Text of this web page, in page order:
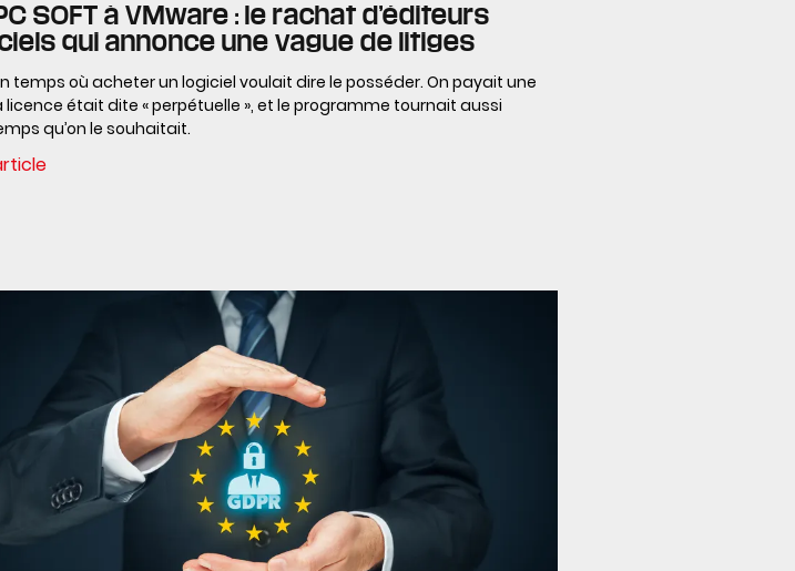
SOFT à VMware : le rachat d’éditeurs
qui annonce une vague de litiges
temps où acheter un logiciel voulait dire le posséder. On payait une
licence était dite « perpétuelle », et le programme tournait aussi
qu’on le souhaitait.